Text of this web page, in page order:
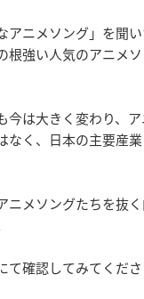
アニメソング」を聞
根強い人気のアニメ
今は大きく変わり、
なく、日本の主要産
ニメソングたちを抜
て確認してみてくださ